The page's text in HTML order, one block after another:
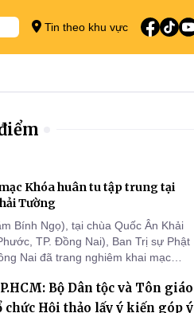
Tin theo khu vực
Khóa huân tu tập trung tại
Tường
Bính Ngọ), tại chùa Quốc Ân Khải
TP. Đồng Nai), Ban Trị sự Phật
Nai đã trang nghiêm khai mạc
Tăng hành giả an cư tại chỗ khu vực
hạ chùa Quốc Ân Khải Tường.
Bộ Dân tộc và Tôn giáo
chức Hội thảo lấy ý kiến góp ý